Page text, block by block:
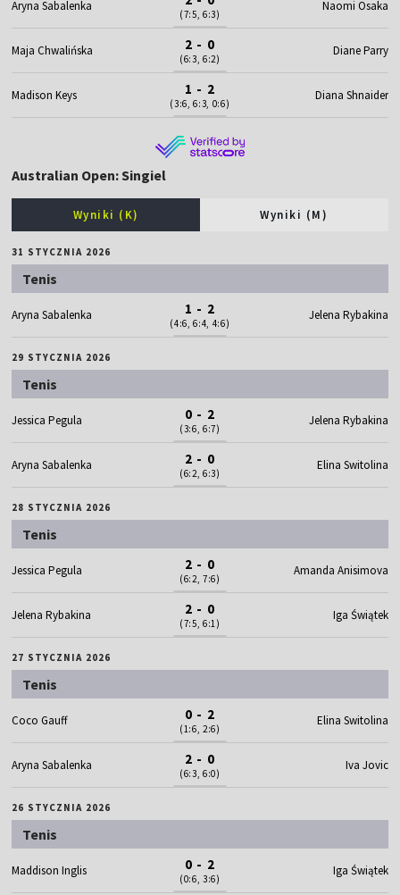
Aryna Sabalenka
(7:5, 6:3)
Naomi Osaka
Maja Chwalińska 2 - 0
(6:3, 6:2)
Diane Parry
Madison Keys 1 - 2
(3:6, 6:3, 0:6)
Diana Shnaider
Australian Open: Singiel
Wyniki (K) Wyniki (M)
31 STYCZNIA 2026
Tenis
Aryna Sabalenka 1 - 2
(4:6, 6:4, 4:6)
Jelena Rybakina
29 STYCZNIA 2026
Tenis
Jessica Pegula 0 - 2
(3:6, 6:7)
Jelena Rybakina
Aryna Sabalenka 2 - 0
(6:2, 6:3)
Elina Switolina
28 STYCZNIA 2026
Tenis
Jessica Pegula 2 - 0
(6:2, 7:6)
Amanda Anisimova
Jelena Rybakina 2 - 0
(7:5, 6:1)
Iga Świątek
27 STYCZNIA 2026
Tenis
Coco Gauff 0 - 2
(1:6, 2:6)
Elina Switolina
Aryna Sabalenka 2 - 0
(6:3, 6:0)
Iva Jovic
26 STYCZNIA 2026
Tenis
Maddison Inglis 0 - 2
(0:6, 3:6)
Iga Świątek